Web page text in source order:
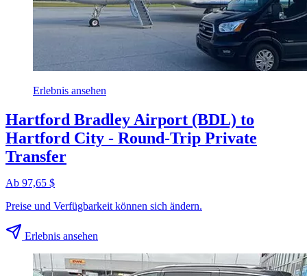
Erlebnis ansehen
Hartford Bradley Airport (BDL) to
Hartford City - Round-Trip Private
Transfer
Ab 97,65 $
Preise und Verfügbarkeit können sich ändern.
Erlebnis ansehen